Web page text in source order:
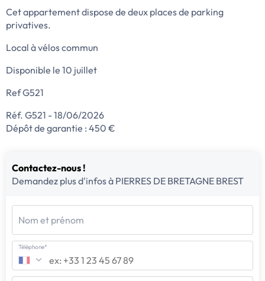
Cet appartement dispose de deux places de parking
privatives.
Local à vélos commun
Disponible le 10 juillet
Ref G521
Réf. G521 - 18/06/2026
Dépôt de garantie : 450 €
Contactez-nous !
Demandez plus d'infos à PIERRES DE BRETAGNE BREST
Nom et prénom
Téléphone*